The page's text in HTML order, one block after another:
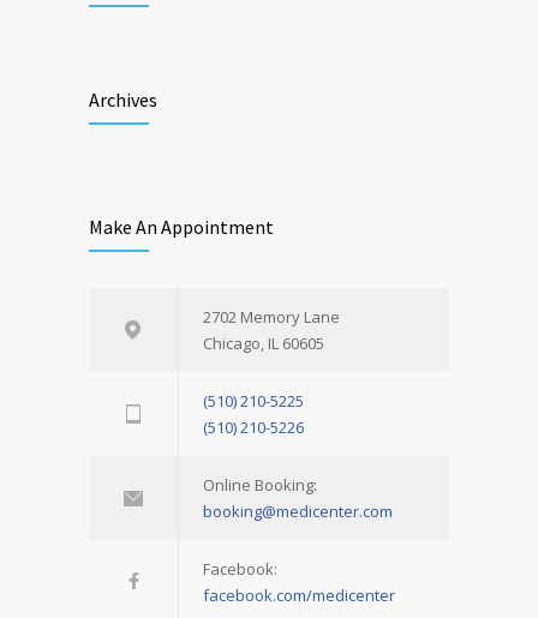
Archives
Make An Appointment
2702 Memory Lane
Chicago, IL 60605
(510) 210-5225
(510) 210-5226
Online Booking:
booking@medicenter.com
Facebook:
facebook.com/medicenter